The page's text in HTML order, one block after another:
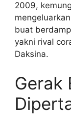
2009,
buat
yakni rival
Daksina.
Gerak